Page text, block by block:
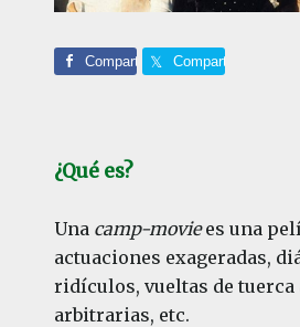
Comparte Comparte
¿Qué es?
Una camp-moviees una
actuaciones exageradas,
ridículos, vueltas de tuerca
arbitrarias, etc.